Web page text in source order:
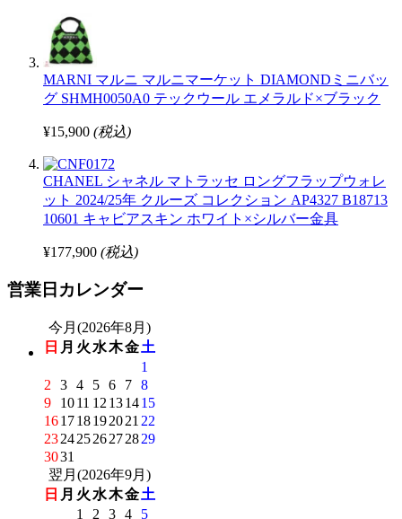
MARNI マルニ マルニマーケット DIAMONDミニバッ
グ SHMH0050A0 テックウール エメラルド×ブラック
¥15,900 (税込)
CHANEL シャネル マトラッセ ロングフラップウォレ
ット 2024/25年 クルーズ コレクション AP4327 B18713
10601 キャビアスキン ホワイト×シルバー金具
¥177,900 (税込)
営業日カレンダー
今月(2026年8月)
日 月 火 水木金土
1
2
3 4 5 6 7 8
9
1011 12 131415
161718192021 22
23242526272829
3031
翌月(2026年9月)
日 月 火 水木金土
1
2 3 4 5